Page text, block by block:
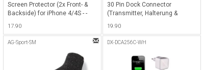
Screen Protector (2x Front- &
Backside) for iPhone 4/4S - -
17.90
30 Pin Dock Connector
(Transmitter, Halterung &
19.90
AG-Sport-SM DX-DCA256C-WH